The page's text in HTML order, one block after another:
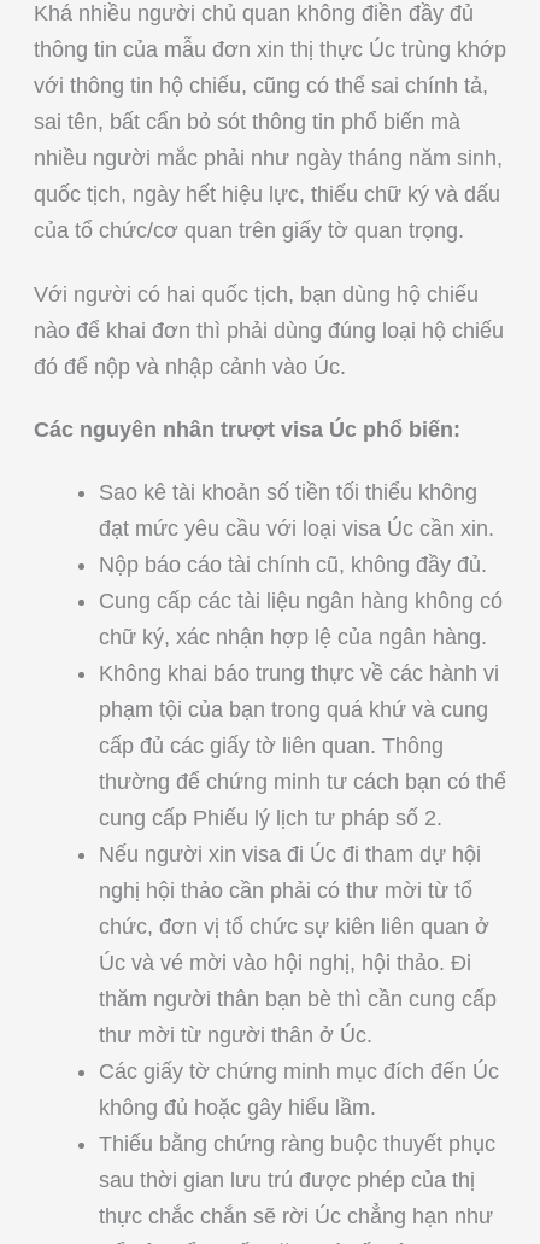
Khá nhiều người chủ quan không điền đầy đủ
thông tin của mẫu đơn xin thị thực Úc trùng khớp
với thông tin hộ chiếu, cũng có thể sai chính tả,
sai tên, bất cẩn bỏ sót thông tin phổ biến mà
nhiều người mắc phải như ngày tháng năm sinh,
quốc tịch, ngày hết hiệu lực, thiếu chữ ký và dấu
của tổ chức/cơ quan trên giấy tờ quan trọng.
Với người có hai quốc tịch, bạn dùng hộ chiếu
nào để khai đơn thì phải dùng đúng loại hộ chiếu
đó để nộp và nhập cảnh vào Úc.
Các nguyên nhân trượt visa Úc phổ biến:
Sao kê tài khoản số tiền tối thiểu không
đạt mức yêu cầu với loại visa Úc cần xin.
Nộp báo cáo tài chính cũ, không đầy đủ.
Cung cấp các tài liệu ngân hàng không có
chữ ký, xác nhận hợp lệ của ngân hàng.
Không khai báo trung thực về các hành vi
phạm tội của bạn trong quá khứ và cung
cấp đủ các giấy tờ liên quan. Thông
thường để chứng minh tư cách bạn có thể
cung cấp Phiếu lý lịch tư pháp số 2.
Nếu người xin visa đi Úc đi tham dự hội
nghị hội thảo cần phải có thư mời từ tổ
chức, đơn vị tổ chức sự kiên liên quan ở
Úc và vé mời vào hội nghị, hội thảo. Đi
thăm người thân bạn bè thì cần cung cấp
thư mời từ người thân ở Úc.
Các giấy tờ chứng minh mục đích đến Úc
không đủ hoặc gây hiểu lầm.
Thiếu bằng chứng ràng buộc thuyết phục
sau thời gian lưu trú được phép của thị
thực chắc chắn sẽ rời Úc chẳng hạn như